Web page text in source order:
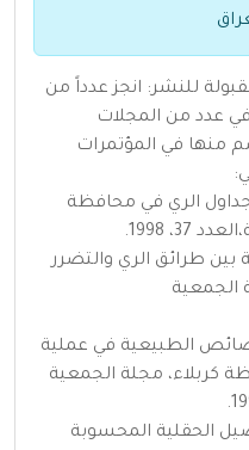
للنشر: انجز عدداً من
عدد من المجلات
منها في المؤتمرات
الري في محافظة
1998.
بين طرائق الري والتضرر
الجمعية
الطبيعية في عملية
كربلاء، مجلة الجمعية
الحقلية المحسوبة